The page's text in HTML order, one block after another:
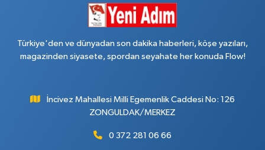
Türkiye'den ve dünyadan son dakika haberleri, köşe yazıları,
magazinden siyasete, spordan seyahate her konuda Flow!
İncivez Mahallesi Milli Egemenlik Caddesi No: 126
ZONGULDAK/MERKEZ
0 372 281 06 66